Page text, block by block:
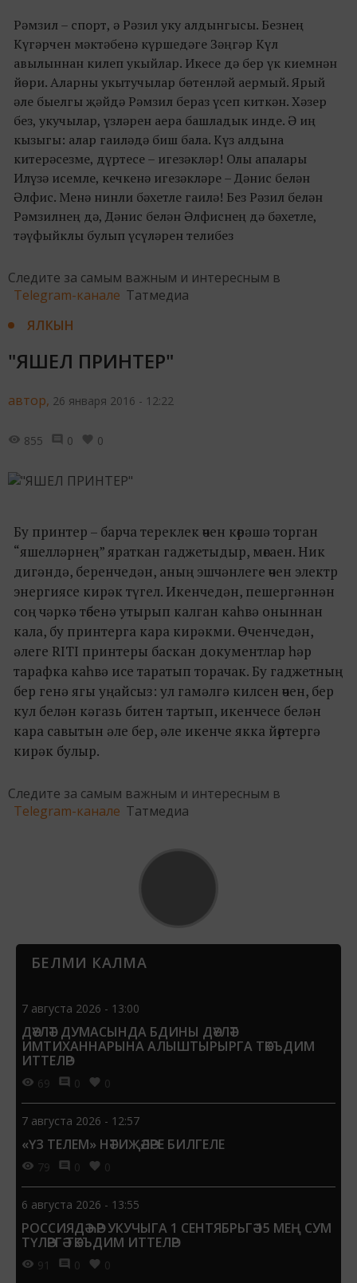
Рәмзил – спорт, ә Рәзил уку алдынгысы. Безнең
Күгәрчен мәктәбенә күршедәге Зәңгәр Күл
авылыннан килеп укыйлар. Икесе дә бер үк киемнән
йөри. Аларны укытучылар бөтенләй аермый. Ярый
әле быелгы җәйдә Рәмзил бераз үсеп киткән. Хәзер
без, укучылар, үзләрен аера башладык инде. Ә иң
кызыгы: алар гаиләдә биш бала. Күз алдына
китерәсезме, дүртесе – игезәкләр! Олы апалары
Илүзә исемле, кечкенә игезәкләре – Дәнис белән
Әлфис. Менә нинли бәхетле гаилә! Без Рәзил белән
Рәмзилнең дә, Дәнис белән Әлфиснең дә бәхетле,
тәүфыйклы булып үсүләрен телибез
Следите за самым важным и интересным в
Telegram-канале Татмедиа
ЯЛКЫН
"ЯШЕЛ ПРИНТЕР"
автор, 26 января 2016 - 12:22
855 0 0
Бу принтер – барча тереклек өчен көрәшә торган
“яшелләрнең” яраткан гаджетыдыр, мөгаен. Ник
дигәндә, беренчедән, аның эшчәнлеге өчен электр
энергиясе кирәк түгел. Икенчедән, пешергәннән
соң чәркә төбенә утырып калган каһвә оныннан
кала, бу принтерга кара кирәкми. Өченчедән,
әлеге RITI принтеры баскан документлар һәр
тарафка каһвә исе таратып торачак. Бу гаджетның
бер генә ягы уңайсыз: ул гамәлгә килсен өчен, бер
кул белән кәгазь битен тартып, икенчесе белән
кара савытын әле бер, әле икенче якка йөртергә
кирәк булыр.
Следите за самым важным и интересным в
Telegram-канале Татмедиа
БЕЛМИ КАЛМА
7 августа 2026 - 13:00
ДӘҮЛӘТ ДУМАСЫНДА БДИНЫ ДӘҮЛӘТ
ИМТИХАННАРЫНА АЛЫШТЫРЫРГА ТӘКЪДИМ
ИТТЕЛӘР
69 0 0
7 августа 2026 - 12:57
«ҮЗ ТЕЛЕМ» НӘТИҖӘЛӘРЕ БИЛГЕЛЕ
79 0 0
6 августа 2026 - 13:55
РОССИЯДӘ ҺӘР УКУЧЫГА 1 СЕНТЯБРЬГӘ 15 МЕҢ СУМ
ТҮЛӘРГӘ ТӘКЪДИМ ИТТЕЛӘР
91 0 0